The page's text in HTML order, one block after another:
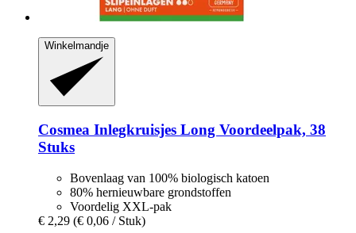
Winkelmandje
Cosmea Inlegkruisjes Long Voordeelpak, 38
Stuks
Bovenlaag van 100% biologisch katoen
80% hernieuwbare grondstoffen
Voordelig XXL-pak
€ 2,29 (€ 0,06 / Stuk)